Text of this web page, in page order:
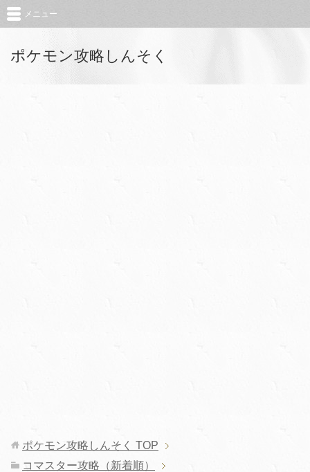
ポケモン攻略しんそく
メニュー
ポケモン攻略しんそく TOP
コマスター攻略（新着順）